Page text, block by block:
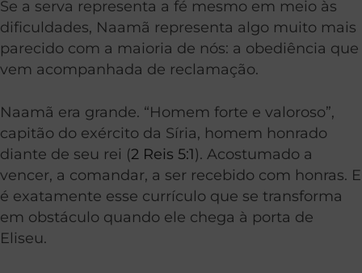
Se a serva representa a fé mesmo em meio às
dificuldades, Naamã representa algo muito mais
parecido com a maioria de nós: a obediência que
vem acompanhada de reclamação.
Naamã era grande. “Homem forte e valoroso”,
capitão do exército da Síria, homem honrado
diante de seu rei (2 Reis 5:1). Acostumado a
vencer, a comandar, a ser recebido com honras. E
é exatamente esse currículo que se transforma
em obstáculo quando ele chega à porta de
Eliseu.